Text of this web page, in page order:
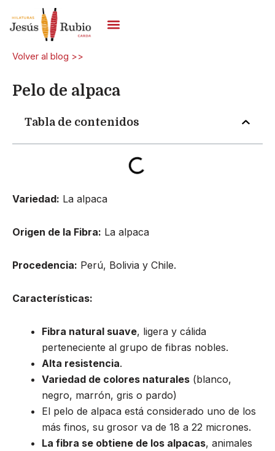
Volver al blog >>
Pelo de alpaca
Tabla de contenidos
Variedad: La alpaca
Origen de la Fibra: La alpaca
Procedencia: Perú, Bolivia y Chile.
Características:
Fibra natural suave, ligera y cálida
perteneciente al grupo de fibras nobles.
Alta resistencia.
Variedad de colores naturales (blanco,
negro, marrón, gris o pardo)
El pelo de alpaca está considerado uno de los
más finos, su grosor va de 18 a 22 micrones.
La fibra se obtiene de los alpacas, animales